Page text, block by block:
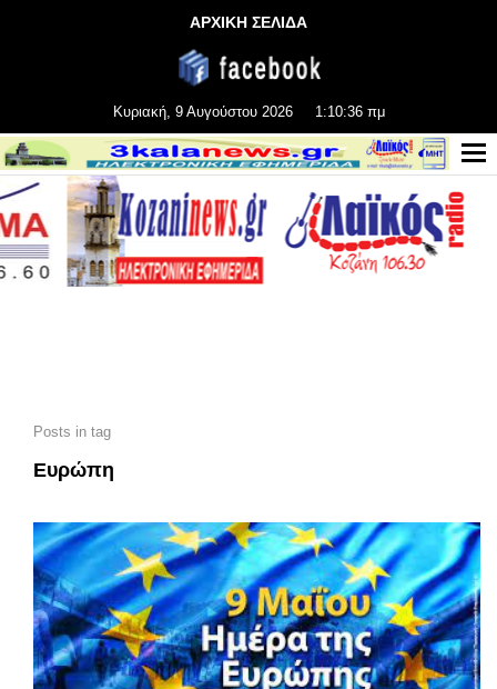
ΑΡΧΙΚΗ ΣΕΛΙΔΑ
Κυριακή, 9 Αυγούστου 2026 1:10:38 πμ
Posts in tag
Ευρώπη